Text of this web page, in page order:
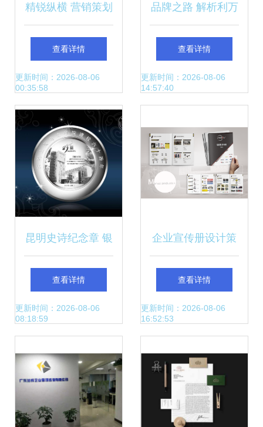
精锐纵横 营销策划
与管理咨询的双引
擎驱动
查看详情
更新时间：2026-08-06
00:35:58
品牌之路 解析利万
家实业深圳设计公
司的多元服务矩阵
查看详情
更新时间：2026-08-06
14:57:40
昆明史诗纪念章 银
铸春城，玉映滇韵
查看详情
更新时间：2026-08-06
08:18:59
企业宣传册设计策
划与企业形象塑造
全攻略
查看详情
更新时间：2026-08-06
16:52:53